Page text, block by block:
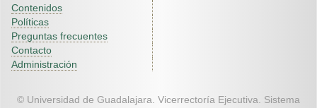
Contenidos
Políticas
Preguntas frecuentes
Contacto
Administración
© Universidad de Guadalajara. Vicerrectoría Ejecutiva. Sistema